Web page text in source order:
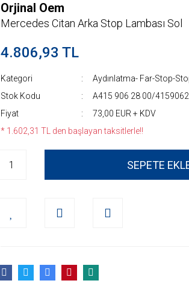
Orjinal Oem
Mercedes Citan Arka Stop Lambası Sol
4.806,93 TL
Kategori
Aydınlatma- Far-Stop-
Stok Kodu
A415 906 28 00/
Fiyat
73,00 EUR + KDV
* 1.602,31 TL den başlayan taksitlerle!!
SEPETE